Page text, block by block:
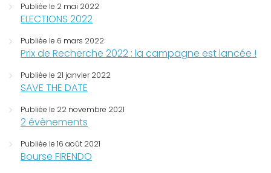
Publiée le 2 mai 2022
ELECTIONS 2022
Publiée le 6 mars 2022
Prix de Recherche 2022 : la campagne est lancée !
Publiée le 21 janvier 2022
SAVE THE DATE
Publiée le 22 novembre 2021
2 évènements
Publiée le 16 août 2021
Bourse FIRENDO